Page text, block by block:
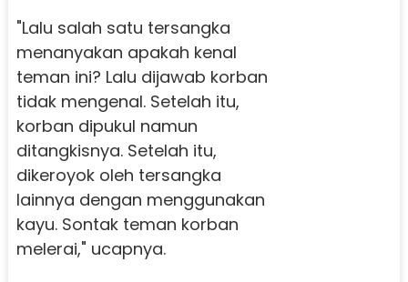
"Lalu salah satu tersangka
menanyakan apakah kenal
teman ini? Lalu dijawab korban
tidak mengenal. Setelah itu,
korban dipukul namun
ditangkisnya. Setelah itu,
dikeroyok oleh tersangka
lainnya dengan menggunakan
kayu. Sontak teman korban
melerai," ucapnya.